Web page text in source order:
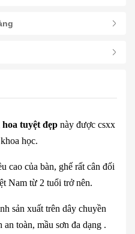
tuyệt đẹp này được csxx
học.
cao của bàn, ghế rất cân đối
Nam từ 2 tuổi trở nên.
sản xuất trên dây chuyền
toàn, mầu sơn đa dạng .